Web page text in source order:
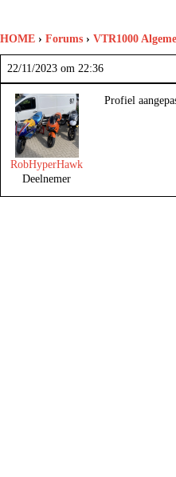
HOME › Forums › VTR1000
22/11/2023 om 22:36
RobHyperHawk
Deelnemer
Profiel